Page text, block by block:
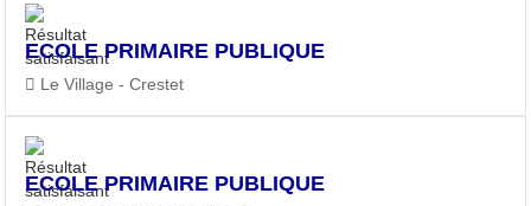
ECOLE PRIMAIRE PUBLIQUE
Le Village - Crestet
ECOLE PRIMAIRE PUBLIQUE